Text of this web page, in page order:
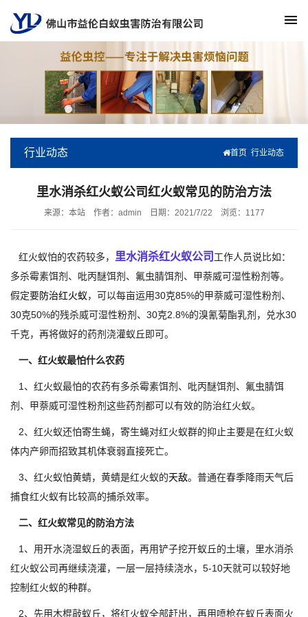
行业动态 首页 行业动态
里水消杀红火蚁公司红火蚁常见的防治方法
来源：本站 作者：admin 日期：2021/7/22 浏览： 1177
红火蚁怕的农药较多， 里水消杀红火蚁公司 工作人员说比如：
多杀霉素饵剂、吡丙醚饵剂、氟虫腈饵剂、甲萘威可湿性粉剂等。
假定要防治红火蚁，可以每亩运用30克85%的甲萘威可湿性粉剂、
30克50%的残杀威可湿性粉剂、30克2.8%的溴氰菊酯乳剂，兑水30
千克，再将做好的药剂浇灌蚁丘即可。
一、红火蚁最怕什么农药
1、红火蚁最怕的农药有多杀霉素饵剂、吡丙醚饵剂、氟虫腈饵
剂、甲萘威可湿性粉剂这些药剂都可以有效的防治红火蚁。
2、红火蚁还怕寄生蝇，寄生蝇对红火蚁群的抑止主要是在红火蚁
体内产卵而招致其机体衰弱直接死亡。
3、红火蚁怕黄蜻，黄蜻是红火蚁的天敌。普通在春季降雨天气后
捕食红火蚁有比较高的捕杀效率。
二、红火蚁常见的防治方法
1、用开水浇湿蚁丘的表面，再用铲子挖开蚁丘的土壤，里水消杀
红火蚁公司再继续浇灌，一层一层持续浇水，5-10天就可以较好地
控制红火蚁的种群。
2、先用木棍敲蚁丘，将红火蚁全部赶出，再用喷枪在蚁丘表面火